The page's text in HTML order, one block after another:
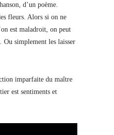
d’un poème.
fleurs. Alors si on ne
est maladroit, on peut
Ou simplement les laisser
imparfaite du maître
est sentiments et